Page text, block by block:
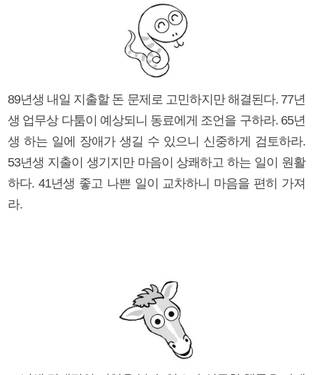
89년생 내일 지출할 돈 문제로 고민하지만 해결된다. 77년
생 업무상 다툼이 예상되니 동료에게 조언을 구하라. 65년
생 하는 일에 장애가 생길 수 있으니 신중하게 검토하라.
53년생 지출이 생기지만 마음이 상쾌하고 하는 일이 원활
하다. 41년생 좋고 나쁜 일이 교차하니 마음을 편히 가져
라.